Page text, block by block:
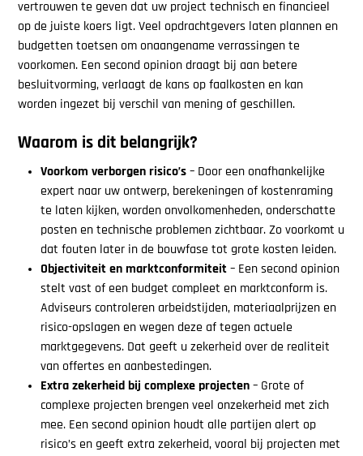
vertrouwen te geven dat uw project technisch en financieel
op de juiste koers ligt. Veel opdrachtgevers laten plannen en
budgetten toetsen om onaangename verrassingen te
voorkomen. Een second opinion draagt bij aan betere
besluitvorming, verlaagt de kans op faalkosten en kan
worden ingezet bij verschil van mening of geschillen.
Waarom is dit belangrijk?
Voorkom verborgen risico’s– Door een onafhankelijke
expert naar uw ontwerp, berekeningen of kostenraming
te laten kijken, worden onvolkomenheden, onderschatte
posten en technische problemen zichtbaar. Zo voorkomt u
dat fouten later in de bouwfase tot grote kosten leiden.
Objectiviteit en marktconformiteit– Een second opinion
stelt vast of een budget compleet en marktconform is.
Adviseurs controleren arbeidstijden, materiaalprijzen en
risico-opslagen en wegen deze af tegen actuele
marktgegevens. Dat geeft u zekerheid over de realiteit
van offertes en aanbestedingen.
Extra zekerheid bij complexe projecten– Grote of
complexe projecten brengen veel onzekerheid met zich
mee. Een second opinion houdt alle partijen alert op
risico’s en geeft extra zekerheid, vooral bij projecten met